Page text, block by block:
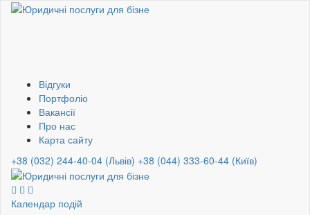
Відгуки
Портфоліо
Вакансії
Про нас
Карта сайту
+38 (032) 244-40-04 (Львів) +38 (044) 333-60-44 (Київ)
Календар подій